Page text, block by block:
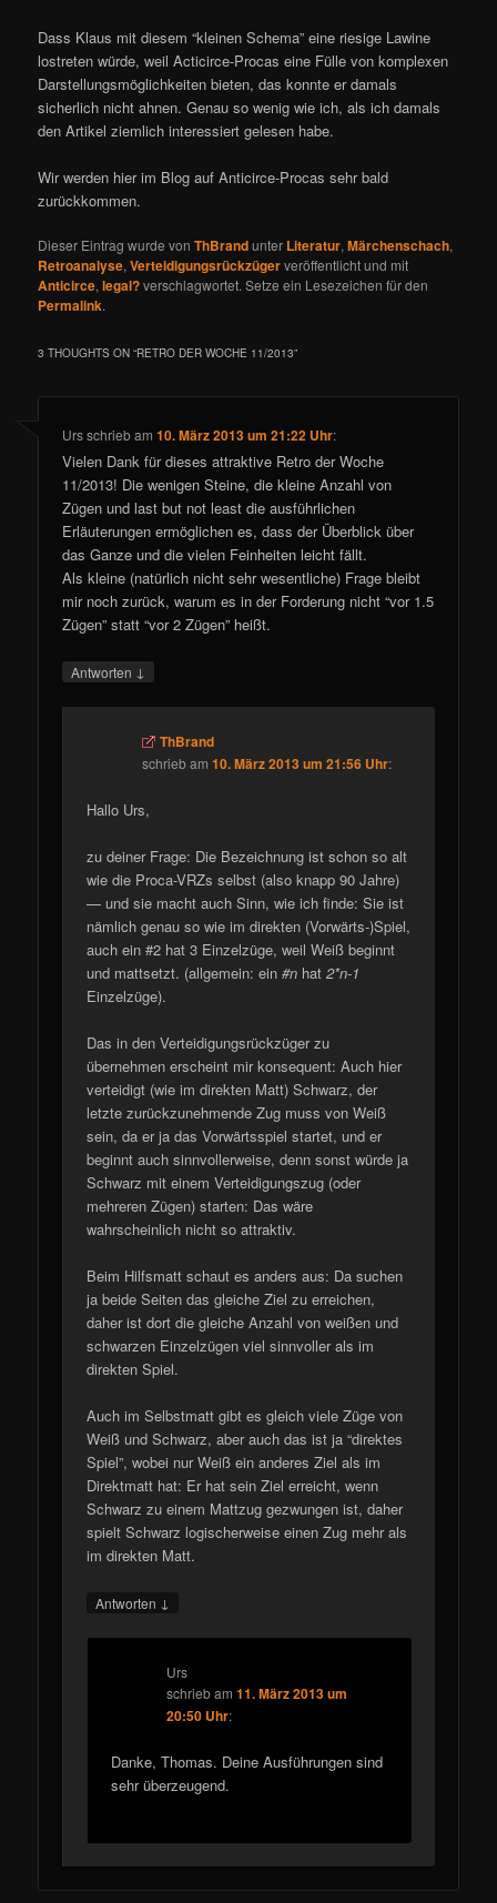
Dass Klaus mit diesem “kleinen Schema” eine riesige Lawine
lostreten würde, weil Acticirce-Procas eine Fülle von komplexen
Darstellungsmöglichkeiten bieten, das konnte er damals
sicherlich nicht ahnen. Genau so wenig wie ich, als ich damals
den Artikel ziemlich interessiert gelesen habe.
Wir werden hier im Blog auf Anticirce-Procas sehr bald
zurückkommen.
Dieser Eintrag wurde vonThBrandunter Literatur,Märchenschach,
Retroanalyse,Verteidigungsrückzügerveröffentlicht und mit
Anticirce,legal?verschlagwortet. Setze ein Lesezeichen für den
Permalink.
3 THOUGHTS ON “RETRO DER WOCHE 11/2013”
Ursschriebam10. März 2013 um 21:22 Uhr:
Vielen Dank für dieses attraktive Retro der Woche
11/2013! Die wenigen Steine, die kleine Anzahl von
Zügen und last but not least die ausführlichen
Erläuterungen ermöglichen es, dass der Überblick über
das Ganze und die vielen Feinheiten leicht fällt.
Als kleine (natürlich nicht sehr wesentliche) Frage bleibt
mir noch zurück, warum es in der Forderung nicht “vor 1.5
Zügen” statt “vor 2 Zügen” heißt.
Antworten ↓
ThBrand
schriebam10. März 2013 um 21:56 Uhr:
Hallo Urs,
zu deiner Frage: Die Bezeichnung ist schon so alt
wie die Proca-VRZs selbst (also knapp 90 Jahre)
— und sie macht auch Sinn, wie ich finde: Sie ist
nämlich genau so wie im direkten (Vorwärts-)Spiel,
auch ein #2 hat 3 Einzelzüge, weil Weiß beginnt
und mattsetzt. (allgemein: ein#n hat2*n-1
Einzelzüge).
Das in den Verteidigungsrückzüger zu
übernehmen erscheint mir konsequent: Auch hier
verteidigt (wie im direkten Matt) Schwarz, der
letzte zurückzunehmende Zug muss von Weiß
sein, da er ja das Vorwärtsspiel startet, und er
beginnt auch sinnvollerweise, denn sonst würde ja
Schwarz mit einem Verteidigungszug (oder
mehreren Zügen) starten: Das wäre
wahrscheinlich nicht so attraktiv.
Beim Hilfsmatt schaut es anders aus: Da suchen
ja beide Seiten das gleiche Ziel zu erreichen,
daher ist dort die gleiche Anzahl von weißen und
schwarzen Einzelzügen viel sinnvoller als im
direkten Spiel.
Auch im Selbstmatt gibt es gleich viele Züge von
Weiß und Schwarz, aber auch das ist ja “direktes
Spiel”, wobei nur Weiß ein anderes Ziel als im
Direktmatt hat: Er hat sein Ziel erreicht, wenn
Schwarz zu einem Mattzug gezwungen ist, daher
spielt Schwarz logischerweise einen Zug mehr als
im direkten Matt.
Antworten ↓
Urs
schriebam11. März 2013 um
20:50 Uhr:
Danke, Thomas. Deine Ausführungen sind
sehr überzeugend.